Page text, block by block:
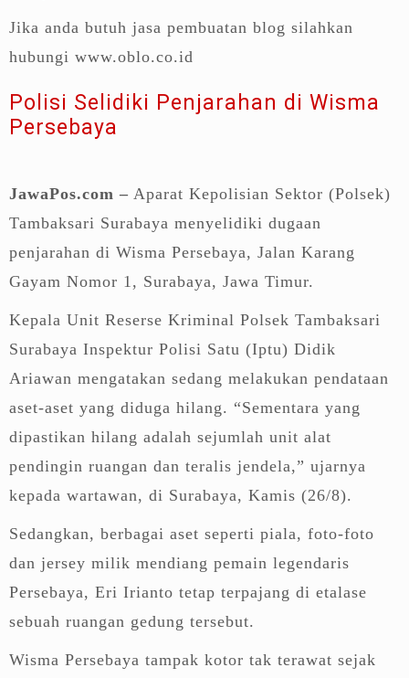
Jika anda butuh jasa pembuatan blog silahkan
hubungi www.oblo.co.id
Polisi Selidiki Penjarahan di Wisma
Persebaya
JawaPos.com – Aparat Kepolisian Sektor (Polsek)
Tambaksari Surabaya menyelidiki dugaan
penjarahan di Wisma Persebaya, Jalan Karang
Gayam Nomor 1, Surabaya, Jawa Timur.
Kepala Unit Reserse Kriminal Polsek Tambaksari
Surabaya Inspektur Polisi Satu (Iptu) Didik
Ariawan mengatakan sedang melakukan pendataan
aset-aset yang diduga hilang. “Sementara yang
dipastikan hilang adalah sejumlah unit alat
pendingin ruangan dan teralis jendela,” ujarnya
kepada wartawan, di Surabaya, Kamis (26/8).
Sedangkan, berbagai aset seperti piala, foto-foto
dan jersey milik mendiang pemain legendaris
Persebaya, Eri Irianto tetap terpajang di etalase
sebuah ruangan gedung tersebut.
Wisma Persebaya tampak kotor tak terawat sejak